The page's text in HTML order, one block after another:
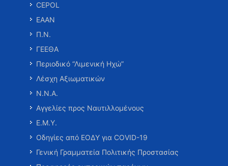
CEPOL
ΕΑΑΝ
Π.Ν.
ΓΕΕΘΑ
Περιοδικό “Λιμενική Ηχώ”
Λέσχη Αξιωματικών
Ν.Ν.Α.
Αγγελίες προς Ναυτιλλομένους
Ε.Μ.Υ.
Οδηγίες από ΕΟΔΥ για COVID-19
Γενική Γραμματεία Πολιτικής Προστασίας